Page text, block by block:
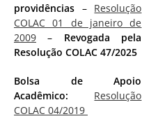
providências – Resolução
COLAC 01 de janeiro de
2009 – Revogada pela
Resolução COLAC 47/2025
Bolsa de Apoio
Acadêmico: Resolução
COLAC 04/2019